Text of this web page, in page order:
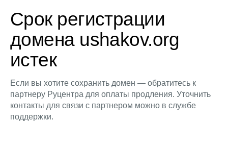
Срок регистрации
домена ushakov.org
истек
Если вы хотите сохранить домен — обратитесь к
партнеру Руцентра для оплаты продления. Уточнить
контакты для связи с партнером можно в службе
поддержки.